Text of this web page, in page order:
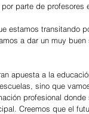
parte de profesores
a dar un muy
apuesta a la
sino que
profesional
Creemos que el